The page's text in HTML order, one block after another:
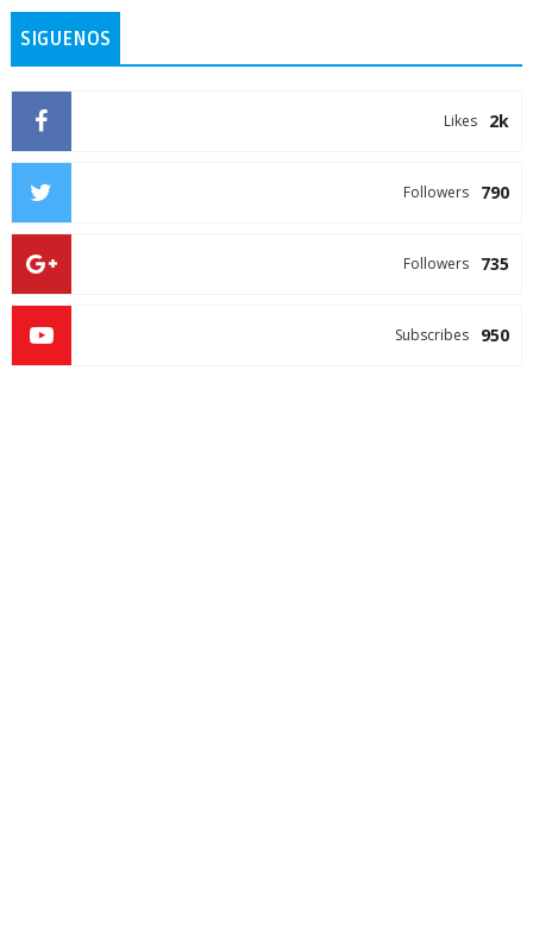
SIGUENOS
2k
Likes
790
Followers
735
Followers
950
Subscribes